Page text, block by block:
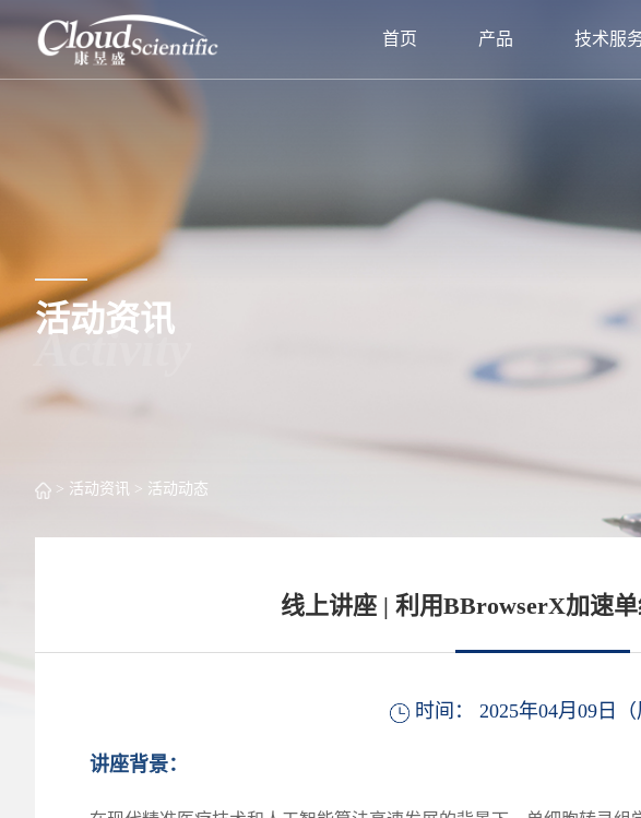
首页 产品 技术服
活动资讯
Activity
> 活动资讯 > 活动动态
线上讲座 | 利用BBrowserX加速
时间： 2025年04月09日（
讲座背景：